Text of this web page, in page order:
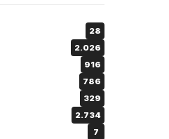
28
2.026
916
786
329
2.734
7